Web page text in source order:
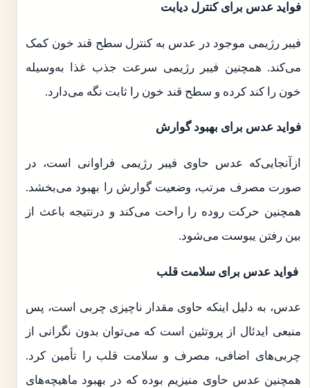
فواید عدس برای کنترل دیابت
فیبر رژیمی موجود در عدس به کنترل سطح قند خون کمک
می‌کند. همچنین فیبر رژیمی سرعت جذب غذا به‌وسیله
خون را کند کرده و سطح قند خون را ثابت نگه ‌می‌دارد.
فواید عدس برای بهبود گوارش
ازآنجایی‌‌که عدس حاوی فیبر رژیمی فراوانی است، در
صورت مصرف مرتب، وضعیت گوارش را بهبود می‌بخشد.
همچنین حرکت روده را راحت می‌کند و درنتیجه باعث از
بین رفتن یبوست می‌شود.
فواید عدس برای سلامت قلب
عدس، به دلیل اینکه حاوی مقدار ناچیزی چربی است، پس
منبعی ایدئال از پروتئین است که می‌توان بدون نگرانی از
چربی‌های اضافی، مصرف و سلامت قلب را تأمین کرد.
همچنین عدس حاوی منیزیم بوده که در بهبود ماهیچه‌های